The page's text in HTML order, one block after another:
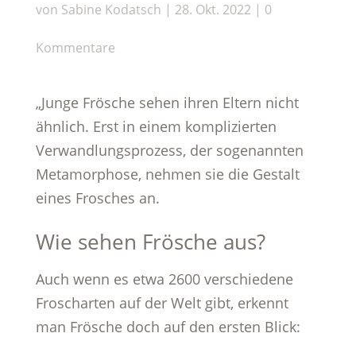
von Sabine Kodatsch | 28. Okt. 2022 | 0
Kommentare
„Junge Frösche sehen ihren Eltern nicht
ähnlich. Erst in einem komplizierten
Verwandlungsprozess, der sogenannten
Metamorphose, nehmen sie die Gestalt
eines Frosches an.
Wie sehen Frösche aus?
Auch wenn es etwa 2600 verschiedene
Froscharten auf der Welt gibt, erkennt
man Frösche doch auf den ersten Blick: